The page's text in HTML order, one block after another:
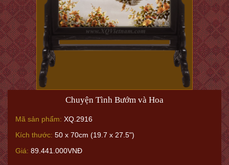
Chuyện Tình Bướm và Hoa
Mã sản phẩm: XQ.2916
Kích thước: 50 x 70cm (19.7 x 27.5")
Giá: 89.441.000VNĐ